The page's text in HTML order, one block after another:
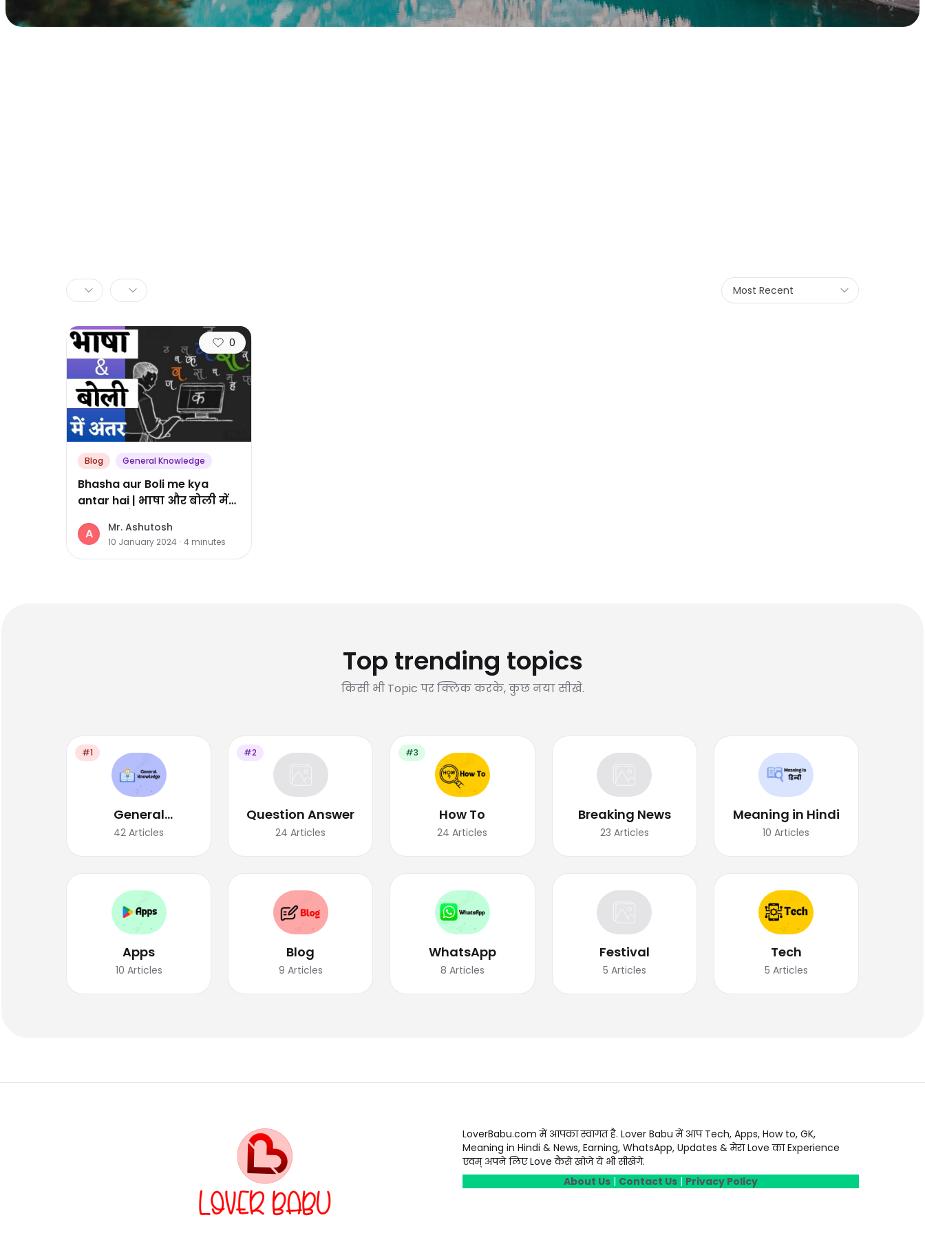
Most Recent
0
Blog General Knowledge
Bhasha aur Boli me kya
antar hai | भाषा और बोली में
A
Mr. Ashutosh
10 January 2024 · 4 minutes
Top trending topics
किसी भी Topic पर क्लिक करके, कुछ नया सीखे.
#1
General
Knowledge
42 Articles
#2
Question Answer
24 Articles
#3
How To
24 Articles
Breaking News
23 Articles
Meaning in Hindi
10 Articles
Apps
10 Articles
Blog
9 Articles
WhatsApp
8 Articles
Festival
5 Articles
Tech
5 Articles
LoverBabu.com में आपका स्वागत है. Lover Babu में आप Tech, Apps, How to, GK,
Meaning in Hindi & News, Earning, WhatsApp, Updates & मेरा Love का Experience
एवम् अपने लिए Love कैसे खोजे ये भी सीखेंगे.
About Us | Contact Us | Privacy Policy